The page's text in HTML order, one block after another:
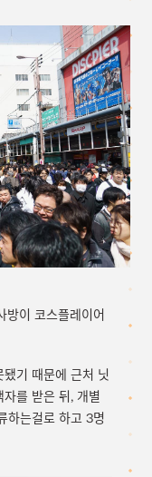
방이 코스플레이어
기 때문에 근처 닛
를 받은 뒤, 개별
하는걸로 하고 3명